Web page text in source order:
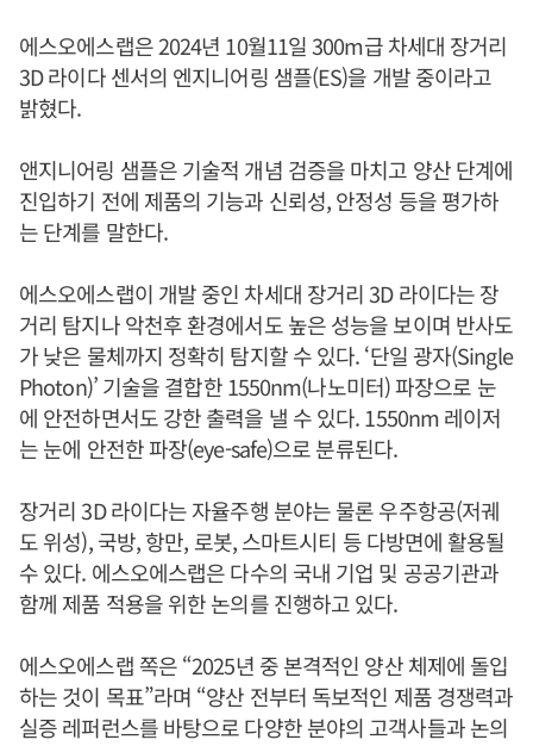
에스오에스랩은 2024년 10월11일 300m급 차세대 장거리
3D 라이다 센서의 엔지니어링 샘플(ES)을 개발 중이라고
밝혔다.
앤지니어링 샘플은 기술적 개념 검증을 마치고 양산 단계에
진입하기 전에 제품의 기능과 신뢰성, 안정성 등을 평가하
는 단계를 말한다.
에스오에스랩이 개발 중인 차세대 장거리 3D 라이다는 장
거리 탐지나 악천후 환경에서도 높은 성능을 보이며 반사도
가 낮은 물체까지 정확히 탐지할 수 있다. ‘단일 광자(Single
Photon)’ 기술을 결합한 1550nm(나노미터) 파장으로 눈
에 안전하면서도 강한 출력을 낼 수 있다. 1550nm 레이저
는 눈에 안전한 파장(eye-safe)으로 분류된다.
장거리 3D 라이다는 자율주행 분야는 물론 우주항공(저궤
도 위성), 국방, 항만, 로봇, 스마트시티 등 다방면에 활용될
수 있다. 에스오에스랩은 다수의 국내 기업 및 공공기관과
함께 제품 적용을 위한 논의를 진행하고 있다.
에스오에스랩 쪽은 “2025년 중 본격적인 양산 체제에 돌입
하는 것이 목표”라며 “양산 전부터 독보적인 제품 경쟁력과
실증 레퍼런스를 바탕으로 다양한 분야의 고객사들과 논의